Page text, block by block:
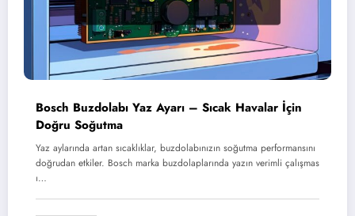
Bosch Buzdolabı Yaz Ayarı – Sıcak Havalar İçin
Doğru Soğutma
Yaz aylarında artan sıcaklıklar, buzdolabınızın soğutma performansını
doğrudan etkiler. Bosch marka buzdolaplarında yazın verimli çalışmas
ı…